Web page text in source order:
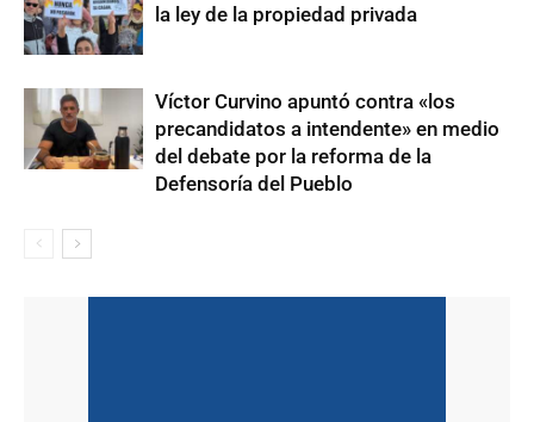
la ley de la propiedad privada
Víctor Curvino apuntó contra «los
precandidatos a intendente» en medio
del debate por la reforma de la
Defensoría del Pueblo